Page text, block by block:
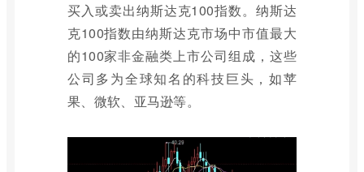
买入或卖出纳斯达克100指数。纳斯达
克100指数由纳斯达克市场中市值最大
的100家非金融类上市公司组成，这些
公司多为全球知名的科技巨头，如苹
果、微软、亚马逊等。